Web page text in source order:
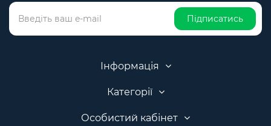
Підписатись
Інформація
Категорії
Особистий кабінет